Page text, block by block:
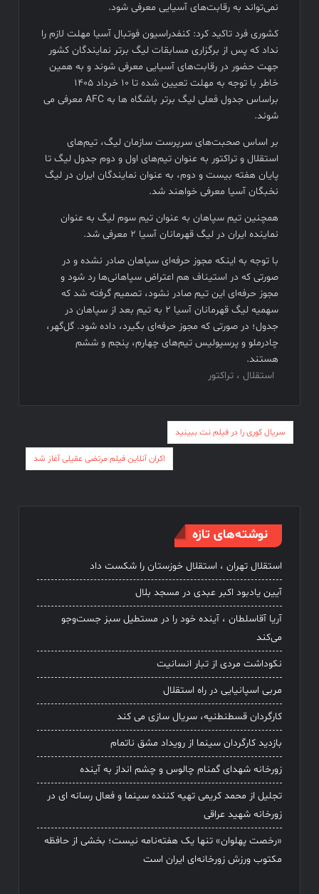
نمی‌تواند به رقابت‌های آسیایی معرفی شود.
کشوری فرد تاکید کرد: کنفدراسیون فوتبال آسیا مهلت لازم را
نداد که پس از برگزاری مسابقات لیگ برتر نمایندگان کشور
جهت حضور در رقابت‌های آسیایی معرفی شوند و به همین
خاطر با توجه به مهلت تعیین شده تا ۱۰ خرداد ۱۴۰۵
براساس جدول فعلی لیگ برتر باشگاه ها به AFC معرفی می
شوند.
بر اساس صحبت‌های سرپرست سازمان لیگ، تیم‌های
استقلال و تراکتور به عنوان تیم‌های اول و دوم جدول لیگ تا
پایان هفته بیست و دوم، به عنوان نمایندگان ایران در لیگ
نخبگان آسیا معرفی خواهند شد.
همچنین تیم سپاهان به عنوان تیم سوم لیگ به عنوان
نماینده ایران در لیگ قهرمانان آسیا ۲ معرفی شد.
با توجه به اینکه مجوز حرفه‌ای سپاهان صادر نشده و در
صورتی که در استیناف هم اعتراض سپاهانی‌ها رد شود و
مجوز حرفه‌ای این تیم صادر نشود، تصمیم گرفته شد که
سهمیه لیگ قهرمانان آسیا ۲ به تیم‌ بعد از سپاهان در
جدول؛ در صورتی که مجوز حرفه‌ای بگیرد، داده شود. گل‌گهر،
چادرملو و پرسپولیس تیم‌های چهارم، پنجم و ششم
هستند.
استقلال ، تراکتور
راهبری
سریال کوری را در فیلم نت ببینید
اکران آنلاین فیلم مرتضی عقیلی آغاز شد
نوشته‌های تازه
استقلال تهران ، استقلال خوزستان را شکست داد
آیین یادبود اکبر عبدی در مسجد بلال
آریا آقاسلطان ، آینده خود را در مستطیل سبز جست‌وجو
می‌کند
نکوداشت مردی از تبار انسانیت
مربی اسپانیایی در راه استقلال
کارگردان قسطنطنیه، سریال سازی می کند
بازدید کارگردان سینما از رویداد مشق ناتمام
زورخانه شهدای گمنام چالوس و چشم انداز به آینده
تجلیل از محمد کریمی تهیه کننده سینما و فعال رسانه ای در
زورخانه شهید عراقی
«رخصت پهلوان» تنها یک هفته‌نامه نیست؛ بخشی از حافظه
مکتوب ورزش زورخانه‌ای ایران است